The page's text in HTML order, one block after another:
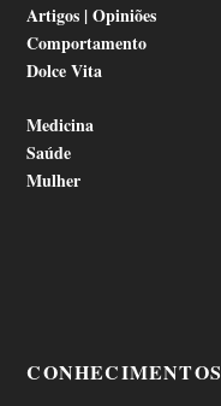
Artigos | Opiniões
Comportamento
Dolce Vita
Medicina
Saúde
Mulher
CONHECIMENTOS